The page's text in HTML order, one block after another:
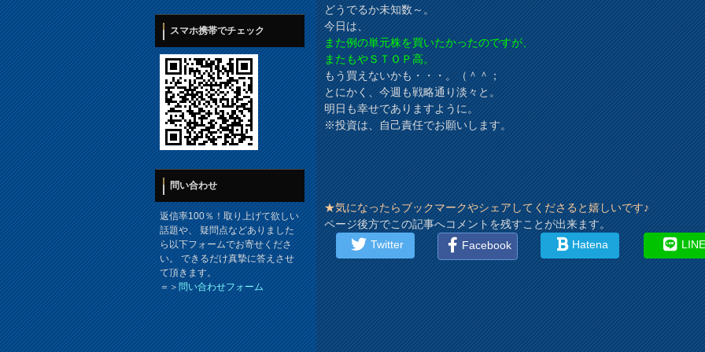
どうでるか未知数～。
今日は、
また例の単元株を買いたかったのですが、
またもやＳＴＯＰ高。
もう買えないかも・・・。（＾＾；
とにかく、今週も戦略通り淡々と。
明日も幸せでありますように。
※投資は、自己責任でお願いします。
★気になったらブックマークやシェアしてくださると嬉しいです♪
ページ後方でこの記事へコメントを残すことが出来ます。
Twitter
Facebook Hatena
スマホ携帯でチェック
問い合わせ
返信率100％！取り上げて欲しい
話題や、 疑問点などありました
ら以下フォームでお寄せくださ
い。 できるだけ真摯に答えさせ
て頂きます。
＝＞問い合わせフォーム